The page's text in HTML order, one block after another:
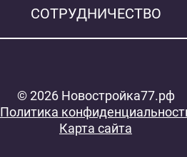
СОТРУДНИЧЕСТВО
© 2026 Новостройка77.рф
Политика
Карта сайта